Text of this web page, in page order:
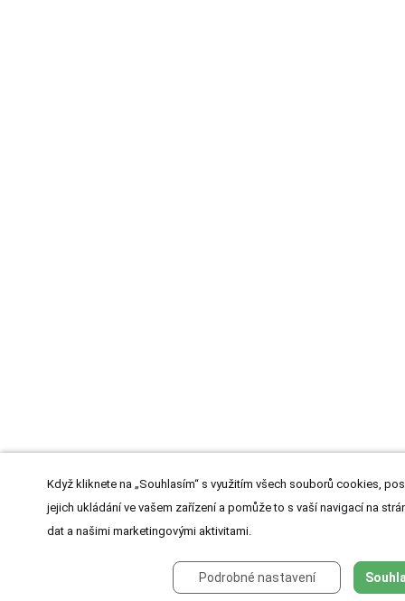
Když kliknete na „Souhlasím“ s využitím všech souborů cookies,
jejich ukládání ve vašem zařízení a pomůže to s vaší navigací na
dat a našimi marketingovými aktivitami.
Podrobné nastavení